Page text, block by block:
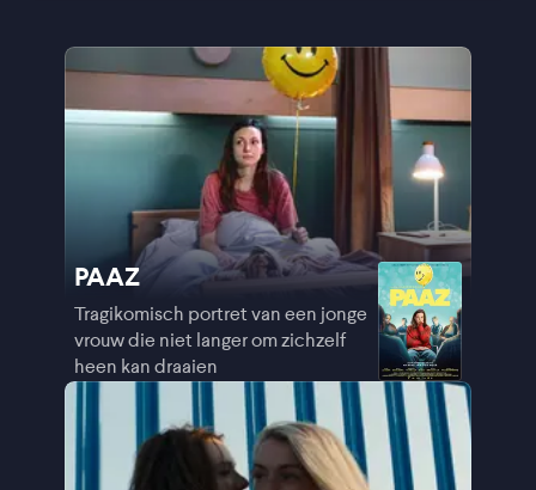
PAAZ
Tragikomisch portret van een jonge
vrouw die niet langer om zichzelf
heen kan draaien